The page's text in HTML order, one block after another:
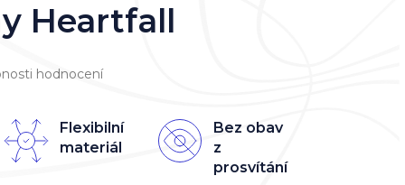
Flexibilní
materiál
Bez obav
z
prosvítání
Heartfall
hodnocení